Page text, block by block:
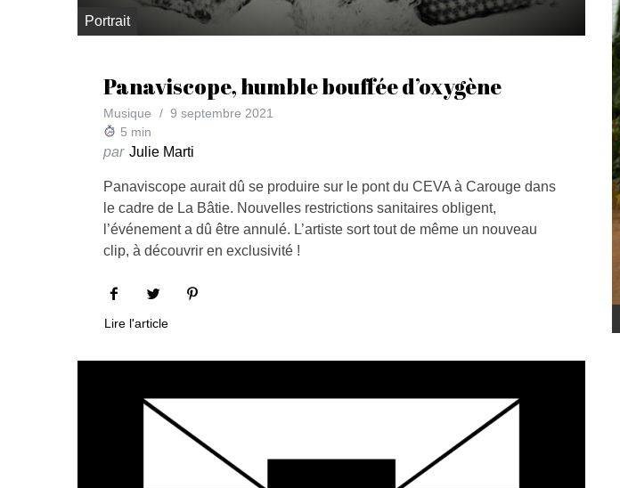
Portrait
Panaviscope, humble bouffée d’oxygène
Musique
9 septembre 2021
5 min
par Julie Marti
Panaviscope aurait dû se produire sur le pont du CEVA à Carouge dans
le cadre de La Bâtie. Nouvelles restrictions sanitaires obligent,
l’événement a dû être annulé. L’artiste sort tout de même un nouveau
clip, à découvrir en exclusivité !
Lire l'article